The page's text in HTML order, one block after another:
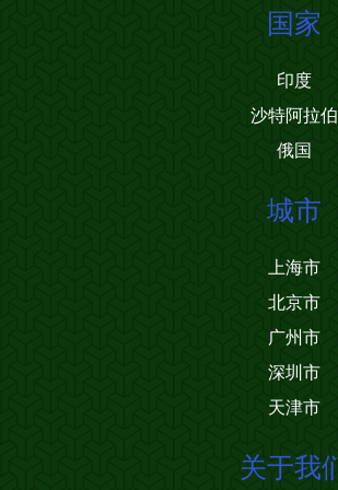
国家
印度
沙特阿拉伯
俄国
城市
上海市
北京市
广州市
深圳市
天津市
关于我